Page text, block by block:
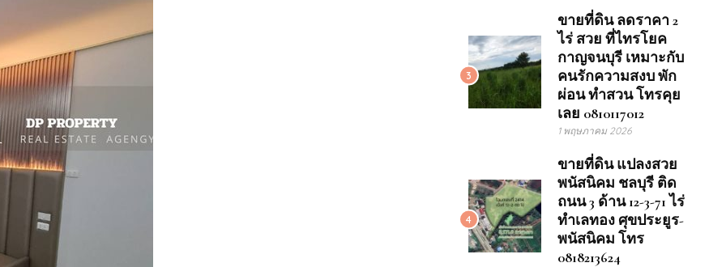
3
ขายที่ดิน ลดราคา 2
ไร่ สวย ที่ไทรโยค
กาญจนบุรี เหมาะกับ
คนรักความสงบ พัก
ผ่อน ทำสวน โทรคุย
เลย 0810117012
1 พฤษภาคม 2026
4
ขายที่ดิน แปลงสวย
พนัสนิคม ชลบุรี ติด
ถนน 3 ด้าน 12-3-71 ไร่
ทำเลทอง ศุขประยูร-
พนัสนิคม โทร
0818213624